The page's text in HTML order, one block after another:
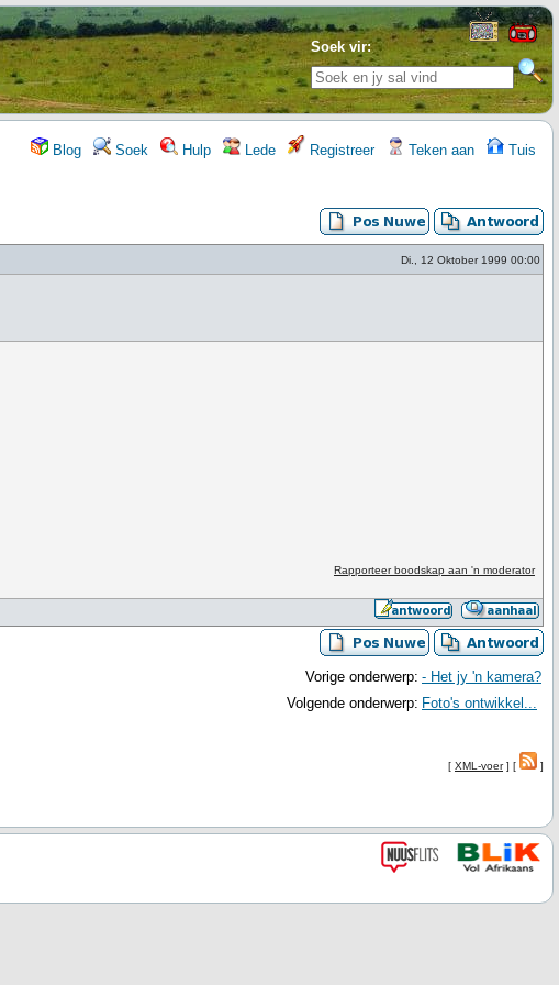
Soek vir:
Blog Soek Hulp Lede Registreer Teken aan Tuis
Di., 12 Oktober 1999 00:00
Rapporteer boodskap aan 'n moderator
Vorige onderwerp: - Het jy 'n kamera?
Volgende onderwerp: Foto's ontwikkel...
[ XML-voer] [ ]